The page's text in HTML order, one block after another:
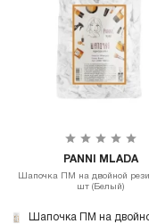
PANNI MLADA
Шапочка ПМ на двойной
шт (Белый)